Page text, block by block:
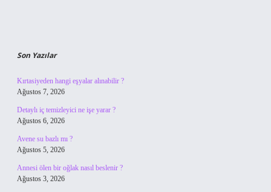
Son Yazılar
Kırtasiyeden hangi eşyalar alınabilir ?
Ağustos 7, 2026
Detaylı iç temizleyici ne işe yarar ?
Ağustos 6, 2026
Avene su bazlı mı ?
Ağustos 5, 2026
Annesi ölen bir oğlak nasıl beslenir ?
Ağustos 3, 2026